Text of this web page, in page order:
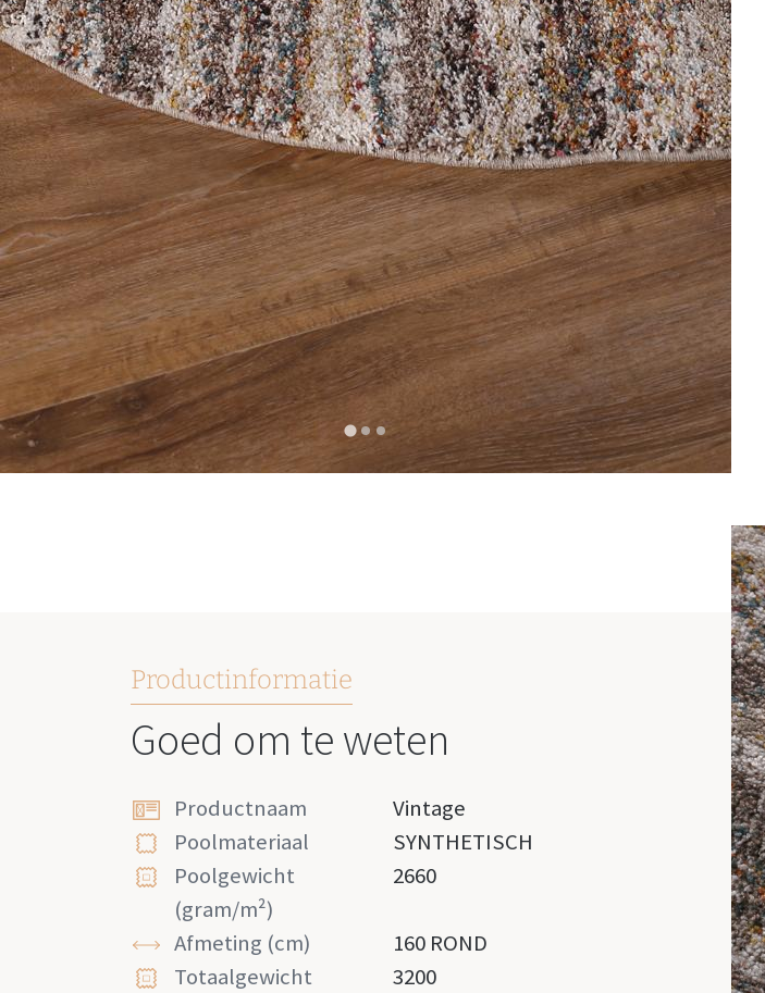
Productinformatie
Goed om te weten
Productnaam
Vintage
Poolmateriaal
SYNTHETISCH
Poolgewicht
(gram/m²)
2660
Afmeting (cm)
160 ROND
Totaalgewicht
3200